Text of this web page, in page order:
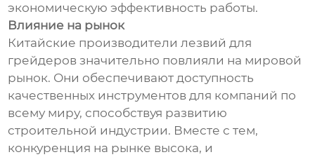
экономическую эффективность работы.
Влияние на рынок
Китайские производители лезвий для
грейдеров значительно повлияли на мировой
рынок. Они обеспечивают доступность
качественных инструментов для компаний по
всему миру, способствуя развитию
строительной индустрии. Вместе с тем,
конкуренция на рынке высока, и